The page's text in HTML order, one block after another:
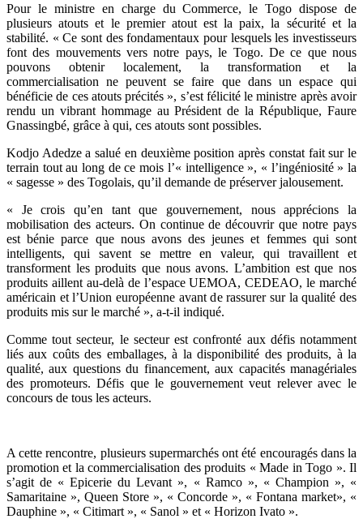
Pour le ministre en charge du Commerce, le Togo dispose de
plusieurs atouts et le premier atout est la paix, la sécurité et la
stabilité. « Ce sont des fondamentaux pour lesquels les investisseurs
font des mouvements vers notre pays, le Togo. De ce que nous
pouvons obtenir localement, la transformation et la
commercialisation ne peuvent se faire que dans un espace qui
bénéficie de ces atouts précités », s’est félicité le ministre après avoir
rendu un vibrant hommage au Président de la République, Faure
Gnassingbé, grâce à qui, ces atouts sont possibles.
Kodjo Adedze a salué en deuxième position après constat fait sur le
terrain tout au long de ce mois l’« intelligence », « l’ingéniosité » la
« sagesse » des Togolais, qu’il demande de préserver jalousement.
« Je crois qu’en tant que gouvernement, nous apprécions la
mobilisation des acteurs. On continue de découvrir que notre pays
est bénie parce que nous avons des jeunes et femmes qui sont
intelligents, qui savent se mettre en valeur, qui travaillent et
transforment les produits que nous avons. L’ambition est que nos
produits aillent au-delà de l’espace UEMOA, CEDEAO, le marché
américain et l’Union européenne avant de rassurer sur la qualité des
produits mis sur le marché », a-t-il indiqué.
Comme tout secteur, le secteur est confronté aux défis notamment
liés aux coûts des emballages, à la disponibilité des produits, à la
qualité, aux questions du financement, aux capacités managériales
des promoteurs. Défis que le gouvernement veut relever avec le
concours de tous les acteurs.
A cette rencontre, plusieurs supermarchés ont été encouragés dans la
promotion et la commercialisation des produits « Made in Togo ». Il
s’agit de « Epicerie du Levant », « Ramco », « Champion », «
Samaritaine », Queen Store », « Concorde », « Fontana market», «
Dauphine », « Citimart », « Sanol » et « Horizon Ivato ».